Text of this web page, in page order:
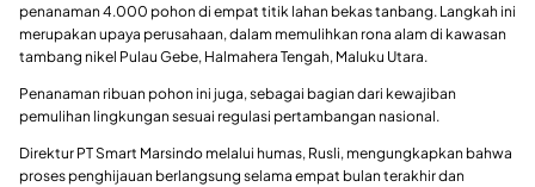
penanaman 4.000 pohon di empat titik lahan bekas tanbang. Langkah ini
merupakan upaya perusahaan, dalam memulihkan rona alam di kawasan
tambang nikel Pulau Gebe, Halmahera Tengah, Maluku Utara.
Penanaman ribuan pohon ini juga, sebagai bagian dari kewajiban
pemulihan lingkungan sesuai regulasi pertambangan nasional.
Direktur PT Smart Marsindo melalui humas, Rusli, mengungkapkan bahwa
proses penghijauan berlangsung selama empat bulan terakhir dan